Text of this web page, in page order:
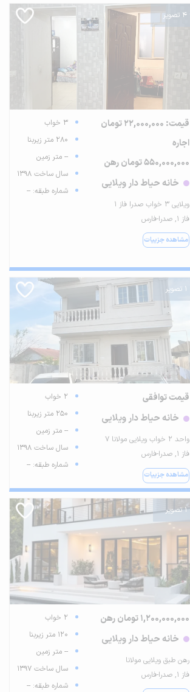
4 تصویر
قیمت: 22,000,000 تومان
اجاره
550,000,000 تومان رهن
خانه حیاط دار ویلایی
ویلایی ۳ خواب صدرا فاز ۱
فاز ۱, صدرا-فارس
مشاهده جزییات
3 خواب
280 متر زیربنا
-- متر زمین
سال ساخت 1398
شماره طبقه: --
1 تصویر
قیمت توافقی
خانه حیاط دار ویلایی
واحد ۲ خواب ویلایی مولانا ۷
فاز ۱, صدرا-فارس
مشاهده جزییات
2 خواب
250 متر زیربنا
-- متر زمین
سال ساخت 1398
شماره طبقه: --
1 تصویر
1,200,000,000 تومان رهن
خانه حیاط دار ویلایی
رهن طبق ویلایی مولانا
فاز ۱, صدرا-فارس
2 خواب
120 متر زیربنا
-- متر زمین
سال ساخت 1397
شماره طبقه: --